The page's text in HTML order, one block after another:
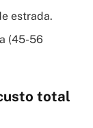
estrada.
(45-56
total